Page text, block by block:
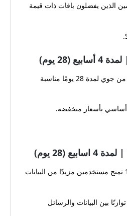
الذين يفضلون باقات ذات قيمة
وظيفة المنتج: باقة اقتصادية من جوي لمدة 28 يومًا مناسبة
أساسي بأسعار منخفضة.
وظيفة المنتج: باقة جوي 150 تمنح مستخدمين مزيدًا من البيانات
بين البيانات والرسائل